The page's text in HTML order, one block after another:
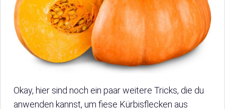
Okay, hier sind noch ein paar weitere Tricks, die du
anwenden kannst, um fiese Kürbisflecken aus